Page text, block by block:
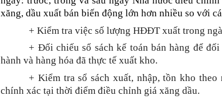
xăng, dầu xuất bán biến động lớn hơn nhiều so với
+ Kiểm tra việc số lượng HĐĐT xuất trong
+ Đối chiếu sổ sách kế toán bán hàng để
hành và hàng hóa đã thực tế xuất kho.
+ Kiểm tra sổ sách xuất, nhập, tồn kho
chính xác tại thời điểm điều chỉnh giá xăng dầu.